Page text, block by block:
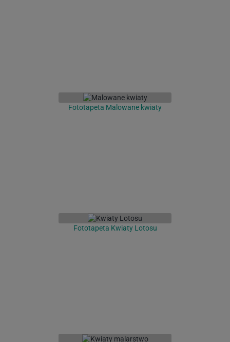
Fototapeta Malowane kwiaty
Fototapeta Kwiaty Lotosu